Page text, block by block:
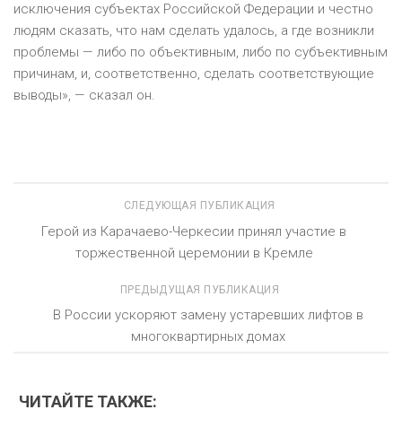
исключения субъектах Российской Федерации и честно
людям сказать, что нам сделать удалось, а где возникли
проблемы — либо по объективным, либо по субъективным
причинам, и, соответственно, сделать соответствующие
выводы», — сказал он.
СЛЕДУЮЩАЯ ПУБЛИКАЦИЯ
Герой из Карачаево-Черкесии принял участие в
торжественной церемонии в Кремле
ПРЕДЫДУЩАЯ ПУБЛИКАЦИЯ
В России ускоряют замену устаревших лифтов в
многоквартирных домах
ЧИТАЙТЕ ТАКЖЕ: